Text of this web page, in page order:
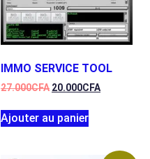
IMMO SERVICE TOOL
27.000CFA 20.000CFA
Ajouter au panier